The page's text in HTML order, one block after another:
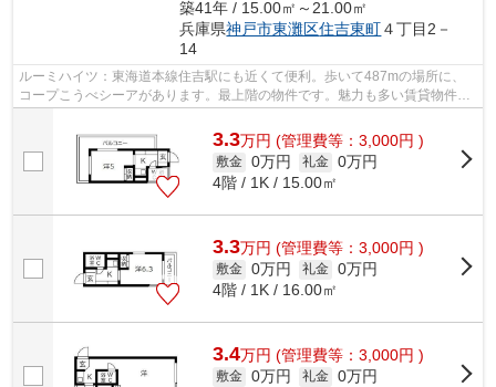
築41年 / 15.00㎡～21.00㎡
兵庫県神戸市東灘区住吉東町４丁目2－
14
ルーミハイツ：東海道本線住吉駅にも近くて便利。歩いて487mの場所に、
コープこうべシーアがあります。最上階の物件です。魅力も多い賃貸物件は
いかがでしょうか。神戸市東灘区エリア...
3.3万円 (管理費等：3,000円 )
敷金 0万円 礼金 0万円
4階 / 1K / 15.00㎡
3.3万円 (管理費等：3,000円 )
敷金 0万円 礼金 0万円
4階 / 1K / 16.00㎡
3.4万円 (管理費等：3,000円 )
敷金 0万円 礼金 0万円